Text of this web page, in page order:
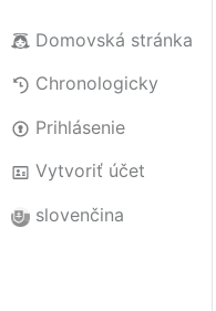
Domovská stránka
Chronologicky
Prihlásenie
Vytvoriť účet
slovenčina